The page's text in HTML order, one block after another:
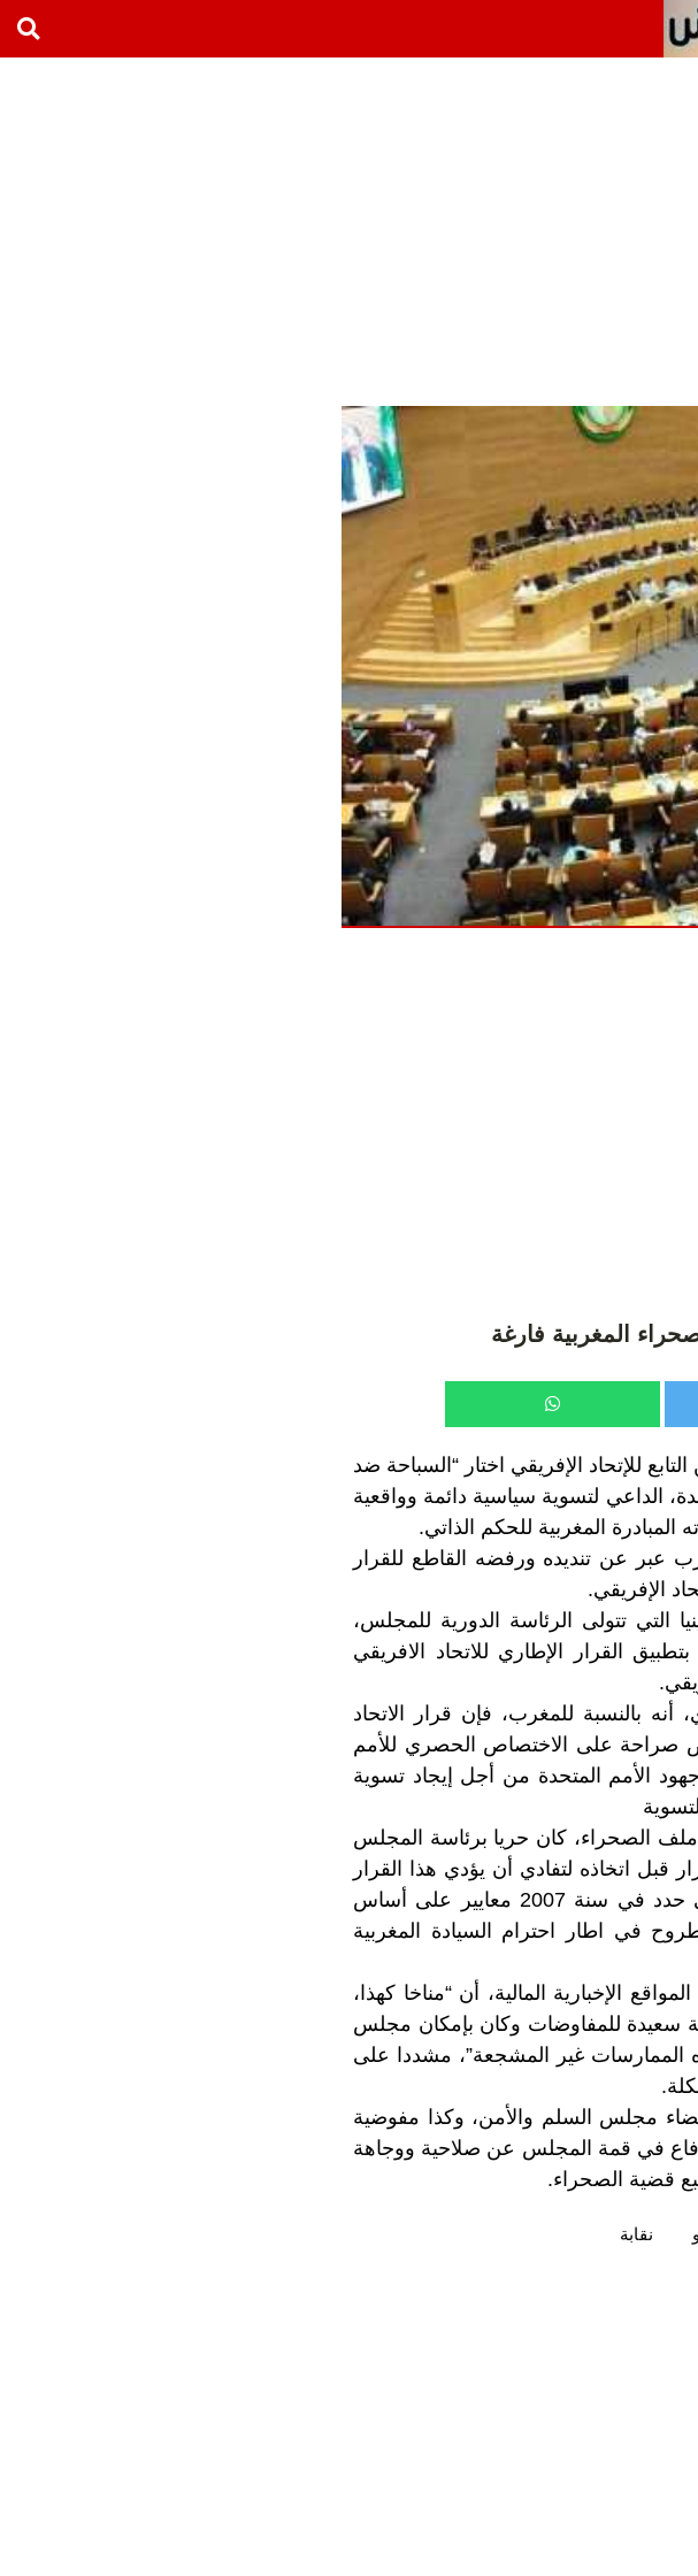
المغربية فارغة
للإتحاد الإفريقي اختار “السباحة ضد
الداعي لتسوية سياسية دائمة وواقعية
المبادرة المغربية للحكم الذاتي.
عبر عن تنديده ورفضه القاطع للقرار
الإفريقي.
التي تتولى الرئاسة الدورية للمجلس،
القرار الإطاري للاتحاد الافريقي
بالنسبة للمغرب، فإن قرار الاتحاد
نص صراحة على الاختصاص الحصري للأمم
الأمم المتحدة من أجل إيجاد تسوية
الصحراء، كان حريا برئاسة المجلس
اتخاذه لتفادي أن يؤدي هذا القرار
إلى تقويض مسار التسوية، مذكرا أن مجلس الامن الدولي حدد في سنة 2007 معايير على أساس
في اطار احترام السيادة المغربية
الإخبارية المالية، أن “مناخا كهذا،
سعيدة للمفاوضات وكان بإمكان مجلس
الممارسات غير المشجعة”، مشددا على
مجلس السلم والأمن، وكذا مفوضية
في قمة المجلس عن صلاحية ووجاهة
نقابة